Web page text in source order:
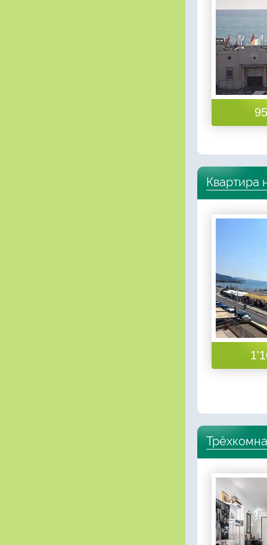
Квартира